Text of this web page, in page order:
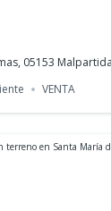
05153
VENTA